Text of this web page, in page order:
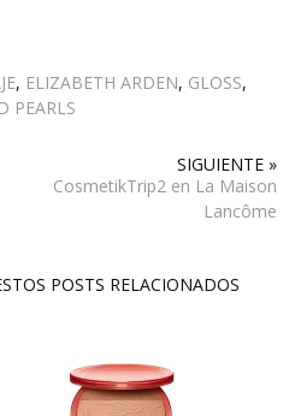
, ELIZABETH ARDEN, GLOSS,
PEARLS
SIGUIENTE »
CosmetikTrip2 en La Maison
Lancôme
POSTS RELACIONADOS